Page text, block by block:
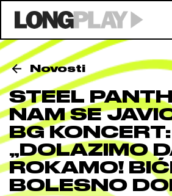
Novosti
STEEL
NAM SE
BG KONCERT:
„DOLAZIMO
ROKAMO!
BOLESNO